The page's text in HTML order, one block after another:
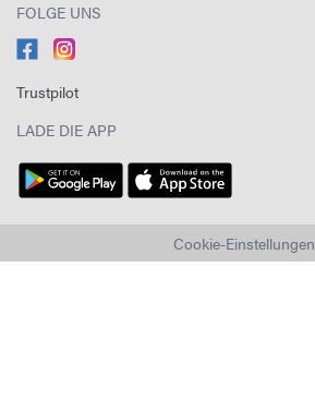
FOLGE UNS
Trustpilot
LADE DIE APP
Cookie-Einstellungen